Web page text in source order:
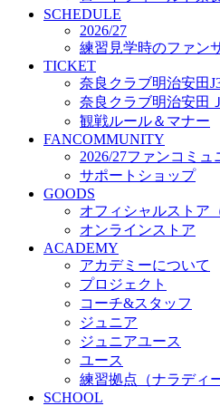
プロジェクト
コーチ&スタッフ
ジュニア
ジュニアユース
ユース
練習拠点（ナラディ
SCHOOL
CLUB
2026/27 パートナー
パートナー募集
クラブ理念
クラブ情報
サステナビリティ
Web制作支援
応援プロジェクト
SCHEDULE
2026/27
練習見学時のファン
TICKET
奈良クラブ明治安田
奈良クラブ明治安田
観戦ルール＆マナー
FANCOMMUNITY
2026/27ファンコミュ
サポートショップ
GOODS
オフィシャルストア
オンラインストア
ACADEMY
アカデミーについて
プロジェクト
コーチ&スタッフ
ジュニア
ジュニアユース
ユース
練習拠点（ナラディ
SCHOOL